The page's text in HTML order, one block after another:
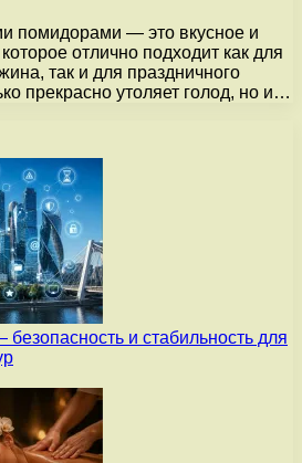
помидорами — это вкусное и
отлично подходит как для
так и для праздничного
прекрасно утоляет голод, но и…
и стабильность для